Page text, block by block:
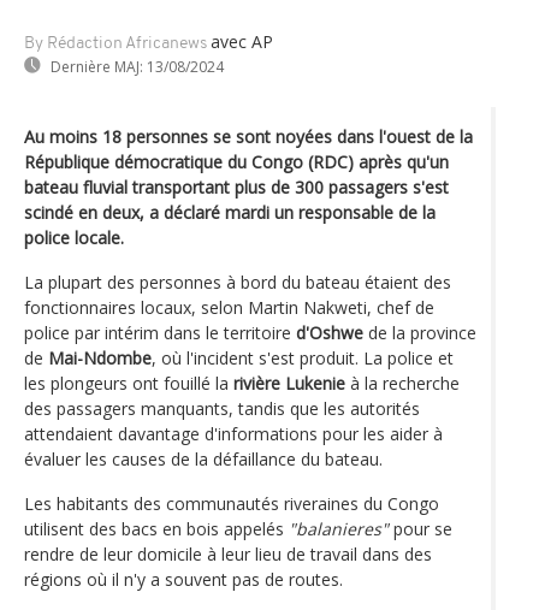
By Rédaction Africanews avec AP
Dernière MAJ: 13/08/2024
Au moins 18 personnes se sont noyées dans l'ouest de la
République démocratique du Congo (RDC) après qu'un
bateau fluvial transportant plus de 300 passagers s'est
scindé en deux, a déclaré mardi un responsable de la
police locale.
La plupart des personnes à bord du bateau étaient des
fonctionnaires locaux, selon Martin Nakweti, chef de
police par intérim dans le territoire d'Oshwe de la province
de Mai-Ndombe, où l'incident s'est produit. La police et
les plongeurs ont fouillé la rivière Lukenie à la recherche
des passagers manquants, tandis que les autorités
attendaient davantage d'informations pour les aider à
évaluer les causes de la défaillance du bateau.
Les habitants des communautés riveraines du Congo
utilisent des bacs en bois appelés "balanieres"pour se
rendre de leur domicile à leur lieu de travail dans des
régions où il n'y a souvent pas de routes.